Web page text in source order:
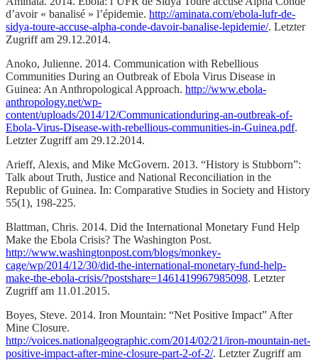
d’avoir « banalisé » l’épidemie. http://aminata.com/ebola-lufr-de-
sidya-toure-accuse-alpha-conde-davoir-banalise-lepidemie/. Letzter
Zugriff am 29.12.2014.
Anoko, Julienne. 2014. Communication with Rebellious
Communities During an Outbreak of Ebola Virus Disease in
Guinea: An Anthropological Approach. http://www.ebola-
anthropology.net/wp-
content/uploads/2014/12/Communicationduring-an-outbreak-of-
Ebola-Virus-Disease-with-rebellious-communities-in-Guinea.pdf.
Letzter Zugriff am 29.12.2014.
Arieff, Alexis, and Mike McGovern. 2013. “History is Stubborn”:
Talk about Truth, Justice and National Reconciliation in the
Republic of Guinea. In: Comparative Studies in Society and History
55(1), 198-225.
Blattman, Chris. 2014. Did the International Monetary Fund Help
Make the Ebola Crisis? The Washington Post.
http://www.washingtonpost.com/blogs/monkey-
cage/wp/2014/12/30/did-the-international-monetary-fund-help-
make-the-ebola-crisis/?postshare=1461419967985098. Letzter
Zugriff am 11.01.2015.
Boyes, Steve. 2014. Iron Mountain: “Net Positive Impact” After
Mine Closure.
http://voices.nationalgeographic.com/2014/02/21/iron-mountain-net-
positive-impact-after-mine-closure-part-2-of-2/. Letzter Zugriff am